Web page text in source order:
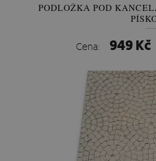
PODLOŽKA POD
Cena: 949 Kč